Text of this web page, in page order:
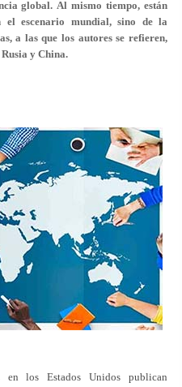
global. Al mismo tiempo, están
escenario mundial, sino de la
a las que los autores se refieren,
y China.
en los Estados Unidos publican